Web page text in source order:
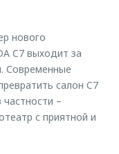
нового
C7 выходит за
Современные
салон C7
–
с приятной и